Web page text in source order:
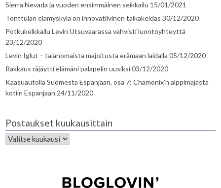
Sierra Nevada ja vuoden ensimmäinen seikkailu 15/01/2021
Tonttulan elämyskylä on innovatiivinen taikakeidas 30/12/2020
Potkukelkkailu Levin Utsuvaarassa vahvisti luontoyhteyttä
23/12/2020
Levin Iglut – taianomaista majoitusta erämaan laidalla 05/12/2020
Rakkaus räjäytti elämäni palapelin uusiksi03/12/2020
Kaasuautolla Suomesta Espanjaan, osa 7: Chamonix’n alppimajasta
kotiin Espanjaan 24/11/2020
Postaukset kuukausittain